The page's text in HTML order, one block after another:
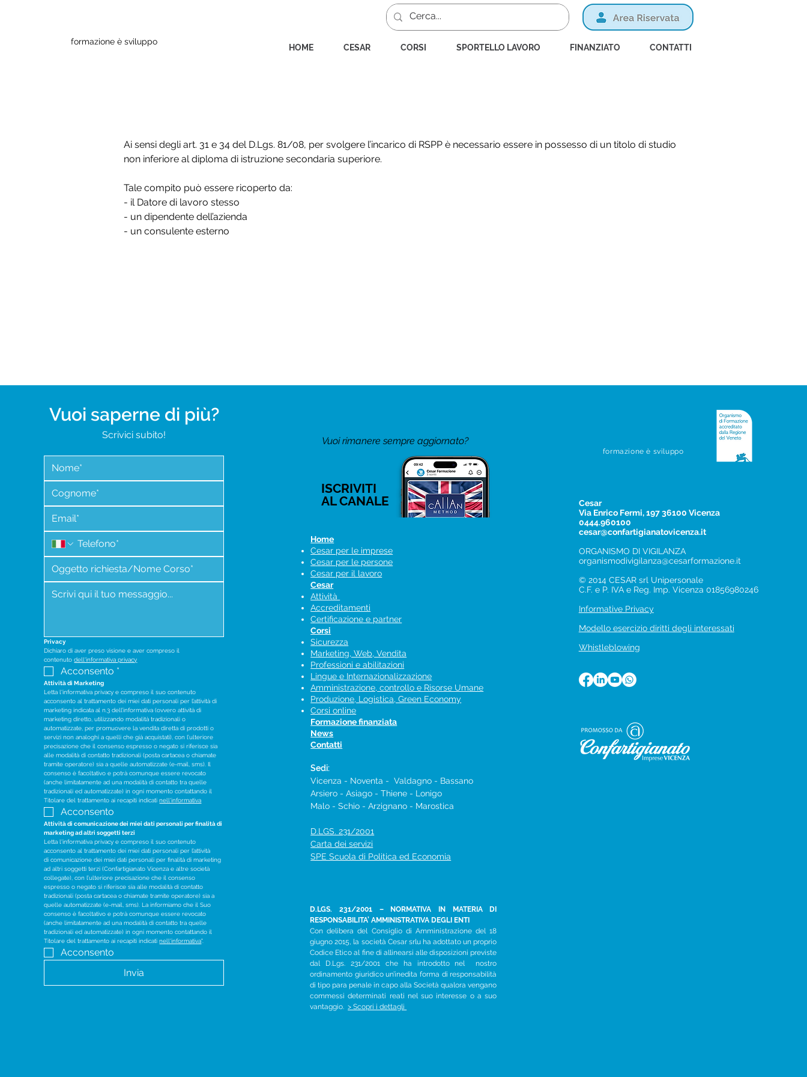
formazione è sviluppo
HOME CESAR CORSI SPORTELLO LAVORO FINANZIATO CONTATTI
Ai sensi degli art. 31 e 34 del D.Lgs. 81/08, per svolgere l’incarico di RSPP è necessario essere in possesso di un titolo di studio
non inferiore al diploma di istruzione secondaria superiore.
Tale compito può essere ricoperto da:
- il Datore di lavoro stesso
- un dipendente dell’azienda
- un consulente esterno
Vuoi saperne di più?
Scrivici subito!
Privacy
Dichiaro di aver preso visione e aver compreso il
contenuto dell'informativa privacy
Acconsento *
Attività di Marketing
Letta l'informativa privacy e compreso il suo contenuto
acconsento al trattamento dei miei dati personali per l’attività di
marketing indicata al n.3 dell’informativa (ovvero attività di
marketing diretto, utilizzando modalità tradizionali o
automatizzate, per promuovere la vendita diretta di prodotti o
servizi non analoghi a quelli che già acquistati), con l’ulteriore
precisazione che il consenso espresso o negato si riferisce sia
alle modalità di contatto tradizionali (posta cartacea o chiamate
tramite operatore) sia a quelle automatizzate (e-mail, sms). Il
consenso è facoltativo e potrà comunque essere revocato
(anche limitatamente ad una modalità di contatto tra quelle
tradizionali ed automatizzate) in ogni momento contattando il
Titolare del trattamento ai recapiti indicati nell'informativa
Acconsento
Attività di comunicazione dei miei dati personali per finalità di
marketing ad altri soggetti terzi
Letta l'informativa privacy e compreso il suo contenuto
acconsento al trattamento dei miei dati personali per l’attività
di comunicazione dei miei dati personali per finalità di marketing
ad altri soggetti terzi (Confartigianato Vicenza e altre società
collegate), con l’ulteriore precisazione che il consenso
espresso o negato si riferisce sia alle modalità di contatto
tradizionali (posta cartacea o chiamate tramite operatore) sia a
quelle automatizzate (e-mail, sms). La informiamo che il Suo
consenso è facoltativo e potrà comunque essere revocato
(anche limitatamente ad una modalità di contatto tra quelle
tradizionali ed automatizzate) in ogni momento contattando il
Titolare del trattamento ai recapiti indicati nell'informativa".
Acconsento
Invia
Vuoi rimanere sempre aggiornato?
ISCRIVITI
AL CANALE
Home
Cesar per le imprese
Cesar per le persone
Cesar per il lavoro
Cesar
Attività
Accreditamenti
Certificazione e partner
Corsi
Sicurezza
Marketing, Web, Vendita
Professioni e abilitazioni
Lingue e Internazionalizzazione
Amministrazione, controllo e Risorse Umane
Produzione, Logistica, Green Economy
Corsi online
Formazione finanziata
News
Contatti
Sedi:
Vicenza - Noventa - Valdagno - Bassano
Arsiero - Asiago - Thiene - Lonigo
Malo​ -Schio​ - Arzignano - Marostica
D.LGS. 231/2001
Carta dei servizi
SPE Scuola di Politica ed Economia
D.LGS. 231/2001 – NORMATIVA IN MATERIA DI
RESPONSABILITA’ AMMINISTRATIVA DEGLI ENTI
Con delibera del Consiglio di Amministrazione del 18
giugno 2015, la società Cesar srlu ha adottato un proprio
Codice Etico al fine di allinearsi alle disposizioni previste
dal D.Lgs. 231/2001 che ha introdotto nel nostro
ordinamento giuridico un’inedita forma di responsabilità
di tipo para penale in capo alla Società qualora vengano
commessi determinati reati nel suo interesse o a suo
vantaggio.> Scopri i dettagli
formazione è sviluppo
Cesar
Via Enrico Fermi, 197 36100 Vicenza
0444.960100
cesar@confartigianatovicenza.it
ORGANISMO DI VIGILANZA
organismodivigilanza@cesarformazione.it
© 2014 CESAR srl Unipersonale
C.F. e P. IVA e Reg. Imp. Vicenza 01856980246
Informative Privacy
Modello esercizio diritti degli interessati
Whistleblowing